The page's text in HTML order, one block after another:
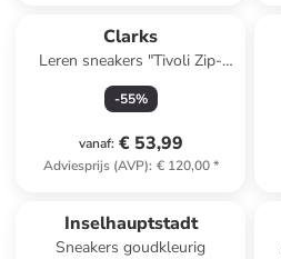
Clarks
Leren sneakers "Tivoli Zip-
Off" wit
-55%
vanaf: € 53,99
Adviesprijs (AVP): € 120,00*
Inselhauptstadt
Sneakers goudkleurig